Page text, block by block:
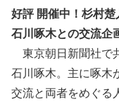
好評 開催中！杉村
石川啄木との交流企
東京朝日新聞社で
石川啄木。主に啄木
交流と両者をめぐる